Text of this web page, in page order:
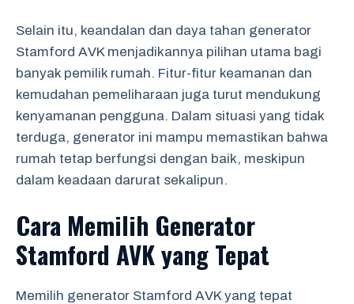
Selain itu, keandalan dan daya tahan generator
Stamford AVK menjadikannya pilihan utama bagi
banyak pemilik rumah. Fitur-fitur keamanan dan
kemudahan pemeliharaan juga turut mendukung
kenyamanan pengguna. Dalam situasi yang tidak
terduga, generator ini mampu memastikan bahwa
rumah tetap berfungsi dengan baik, meskipun
dalam keadaan darurat sekalipun.
Cara Memilih Generator
Stamford AVK yang Tepat
Memilih generator Stamford AVK yang tepat